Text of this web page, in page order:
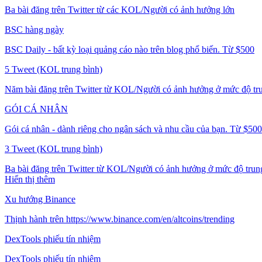
Ba bài đăng trên Twitter từ các KOL/Người có ảnh hưởng lớn
BSC hàng ngày
BSC Daily - bất kỳ loại quảng cáo nào trên blog phổ biến. Từ $500
5 Tweet (KOL trung bình)
Năm bài đăng trên Twitter từ KOL/Người có ảnh hưởng ở mức độ
GÓI CÁ NHÂN
Gói cá nhân - dành riêng cho ngân sách và nhu cầu của bạn. Từ $500
3 Tweet (KOL trung bình)
Ba bài đăng trên Twitter từ KOL/Người có ảnh hưởng ở mức độ
Hiển thị thêm
Xu hướng Binance
Thịnh hành trên https://www.binance.com/en/altcoins/trending
DexTools phiếu tín nhiệm
DexTools phiếu tín nhiệm